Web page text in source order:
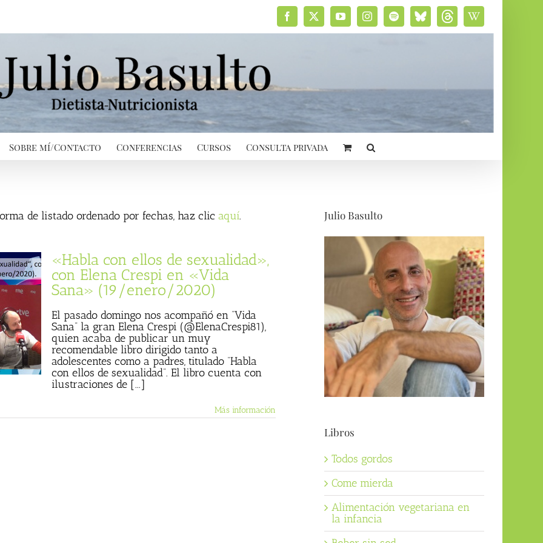
Facebook
X YouTubeInstagramSpotifyBluesky
social
ThreadsWikipedia
Sobre mí/Contacto Conferencias Cursos Consulta privada
de listado ordenado por fechas, haz clic aquí.
«Habla con ellos de sexualidad»,
con Elena Crespi en «Vida
Sana» (19/enero/2020)
El pasado domingo nos acompañó en “Vida
Sana” la gran Elena Crespi (@ElenaCrespi81),
quien acaba de publicar un muy
recomendable libro dirigido tanto a
adolescentes como a padres, titulado “Habla
con ellos de sexualidad”. El libro cuenta con
ilustraciones de [...]
Más información
Julio Basulto
Libros
Todos gordos
Come mierda
Alimentación vegetariana en
la infancia